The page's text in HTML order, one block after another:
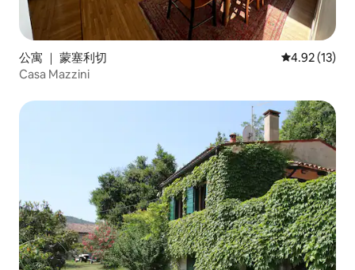
公寓 ｜ 蒙塞利切 平均评分
4.92 (13)
Casa Mazzini